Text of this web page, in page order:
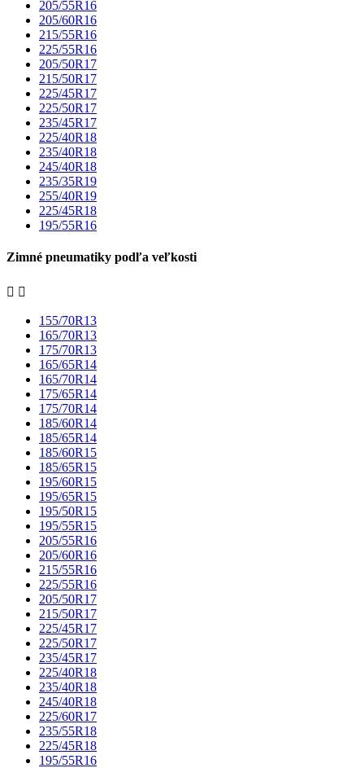
205/55R16
205/60R16
215/55R16
225/55R16
205/50R17
215/50R17
225/45R17
225/50R17
235/45R17
225/40R18
235/40R18
245/40R18
235/35R19
255/40R19
225/45R18
195/55R16
Zimné pneumatiky podľa veľkosti
 
155/70R13
165/70R13
175/70R13
165/65R14
165/70R14
175/65R14
175/70R14
185/60R14
185/65R14
185/60R15
185/65R15
195/60R15
195/65R15
195/50R15
195/55R15
205/55R16
205/60R16
215/55R16
225/55R16
205/50R17
215/50R17
225/45R17
225/50R17
235/45R17
225/40R18
235/40R18
245/40R18
225/60R17
235/55R18
225/45R18
195/55R16